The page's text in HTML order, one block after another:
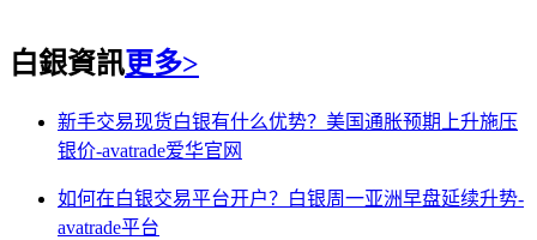
白銀資訊更多>
新手交易现货白银有什么优势？美国通胀预期上升施压
银价-avatrade爱华官网
如何在白银交易平台开户？白银周一亚洲早盘延续升势-
avatrade平台